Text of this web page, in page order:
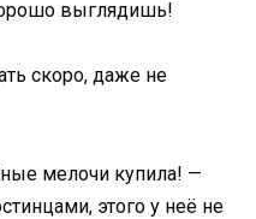
выглядишь!
скоро, даже не
мелочи купила! —
этого у неё не